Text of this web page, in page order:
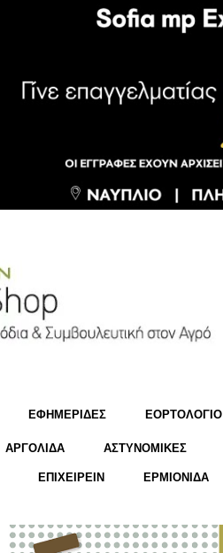
ΕΦΗΜΕΡΙΔΕΣ ΕΟΡΤΟΛΟΓΙΟ
ΑΡΓΟΛΙΔΑ ΑΣΤΥΝΟΜΙΚΕΣ
ΕΠΙΧΕΙΡΕΙΝ ΕΡΜΙΟΝΙΔΑ